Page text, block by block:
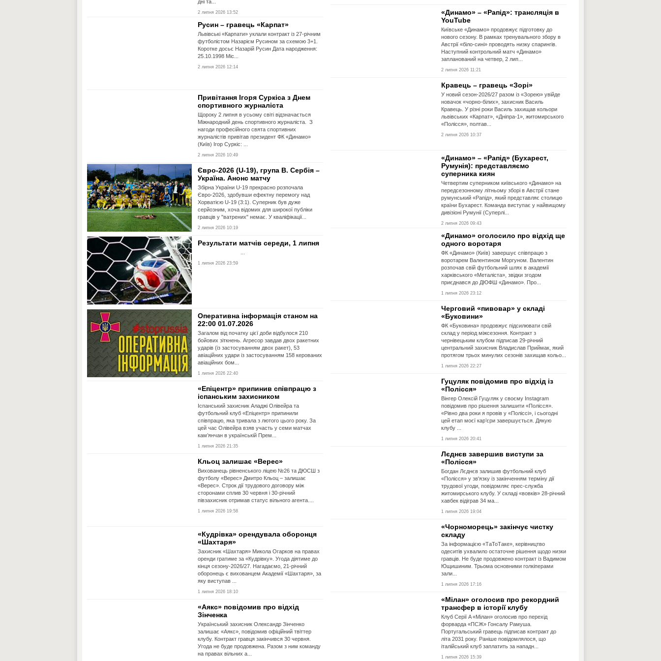
дні та...
2 липня 2026 13:52
Русин – гравець «Карпат»
Львівські «Карпати» уклали контракт із 27-річним
футболістом Назарієм Русином за схемою 3+1.
Коротке досьє Назарій Русин Дата народження:
25.10.1998 Міс...
2 липня 2026 12:14
Привітання Ігоря Суркіса з Днем
спортивного журналіста
Щороку 2 липня в усьому світі відзначається
Міжнародний день спортивного журналіста. З
нагоди професійного свята спортивних
журналістів привітав президент ФК «Динамо»
(Київ) Ігор Суркіс: ...
2 липня 2026 10:49
Євро-2026 (U-19), група В. Сербія –
Україна. Анонс матчу
Збірна України U-19 прекрасно розпочала
Євро-2026, здобувши ефектну перемогу над
Хорватією U-19 (3:1). Суперник був дуже
серйозним, хоча відомих для широкої публіки
гравців у "ватрених" немає. У кваліфікації...
2 липня 2026 10:19
Результати матчів середи, 1 липня
1 липня 2026 23:59
Оперативна інформація станом на
22:00 01.07.2026
Загалом від початку цієї доби відбулося 210
бойових зіткнень. Агресор завдав двох ракетних
ударів (із застосуванням двох ракет), 53
авіаційних удари із застосуванням 158 керованих
авіаційних бом...
1 липня 2026 22:40
«Епіцентр» припинив співпрацю з
іспанським захисником
Іспанський захисник Аладжі Олівейра та
футбольний клуб «Епіцентр» припинили
співпрацю, яка тривала з лютого цього року. За
цей час Олівейра взяв участь у семи матчах
кам’янчан в українській Прем...
1 липня 2026 21:35
Кльоц залишає «Верес»
Вихованець рівненського ліцею №26 та ДЮСШ з
футболу «Верес» Дмитро Кльоц – залишає
«Верес». Строк дії трудового договору між
сторонами сплив 30 червня і 30-річний
півзахисник отримав статус вільного агента....
1 липня 2026 19:58
«Кудрівка» орендувала оборонця
«Шахтаря»
Захисник «Шахтаря» Микола Огарков на правах
оренди гратиме за «Кудрівку». Угода діятиме до
кінця сезону-2026/27. Нагадаємо, 21-річний
оборонець є вихованцем Академії «Шахтаря», за
яку виступав ...
1 липня 2026 18:10
«Аякс» повідомив про відхід
Зінченка
Український захисник Олександр Зінченко
залишає «Аякс», повідомив офіційний твіттер
клубу. Контракт гравця закінчився 30 червня.
Угода не буде продовжена. Разом з ним команду
на правах вільних а...
«Динамо» – «Рапід»: трансляція в
YouTube
Київське «Динамо» продовжує підготовку до
нового сезону. В рамках тренувального збору в
Австрії «біло-сині» проводять низку спарингів.
Наступний контрольний матч «Динамо»
запланований на четвер, 2 лип...
2 липня 2026 11:21
Кравець – гравець «Зорі»
У новий сезон-2026/27 разом із «Зорею» увійде
новачок «чорно-білих», захисник Василь
Кравець. У різні роки Василь захищав кольори
львівських «Карпат», «Дніпра-1», житомирського
«Полісся», полтав...
2 липня 2026 10:37
«Динамо» – «Рапід» (Бухарест,
Румунія): представляємо
суперника киян
Четвертим суперником київського «Динамо» на
передсезонному літньому зборі в Австрії стане
румунський «Рапід», який представляє столицю
країни Бухарест. Команда виступає у найвищому
дивізіоні Румунії (Суперлі...
2 липня 2026 09:43
«Динамо» оголосило про відхід ще
одного воротаря
ФК «Динамо» (Київ) завершує співпрацю з
воротарем Валентином Моргуном. Валентин
розпочав свій футбольний шлях в академії
харківського «Металіста», звідки згодом
приєднався до ДЮФШ «Динамо». Про...
1 липня 2026 23:12
Черговий «пивовар» у складі
«Буковини»
ФК «Буковина» продовжує підсилювати свій
склад у період міжсезоння. Контракт з
чернівецьким клубом підписав 29-річний
центральний захисник Владислав Приймак, який
протягом трьох минулих сезонів захищав кольо...
1 липня 2026 22:27
Гуцуляк повідомив про відхід із
«Полісся»
Вінгер Олексій Гуцуляк у своєму Instagram
повідомив про рішення залишити «Полісся».
«Рівно два роки я провів у «Поліссі», і сьогодні
цей етап моєї кар’єри завершується. Дякую
клубу ...
1 липня 2026 20:41
Лєднєв завершив виступи за
«Полісся»
Богдан Лєднєв залишив футбольний клуб
«Полісся» у зв'язку із закінченням терміну дії
трудової угоди, повідомляє прес-служба
житомирського клубу. У складі «вовків» 28-річний
хавбек відіграв 34 ма...
1 липня 2026 19:04
«Чорноморець» закінчує чистку
складу
За інформацією «ТаТоТаке», керівництво
одеситів ухвалило остаточне рішення щодо низки
гравців. Не буде продовжено контракт із Вадимом
Ющишиним. Трьома основними голкіперами
зали...
1 липня 2026 17:16
«Мілан» оголосив про рекордний
трансфер в історії клубу
Клуб Серії A «Мілан» оголосив про перехід
форварда «ПСЖ» Гонсалу Рамуша.
Португальський гравець підписав контракт до
літа 2031 року. Раніше повідомлялося, що
італійський клуб заплатить за нападн...
1 липня 2026 15:39